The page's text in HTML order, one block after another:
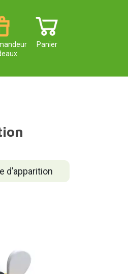
Panier
d’apparition